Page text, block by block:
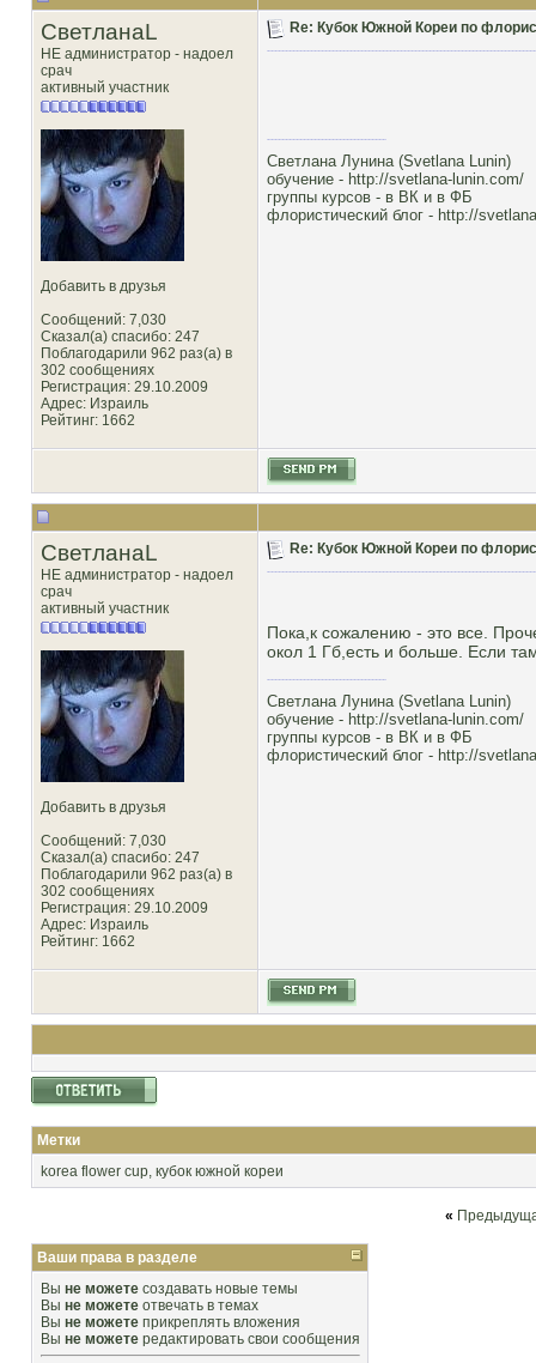
СветланаL
НЕ администратор - надоел
срач
активный участник
Добавить в друзья
Сообщений: 7,030
Сказал(а) спасибо: 247
Поблагодарили 962 раз(а) в
302 сообщениях
Регистрация: 29.10.2009
Адрес: Израиль
Рейтинг: 1662
Re: Кубок Южной Кореи по
Светлана Лунина (Svetlana Lunin)
обучение - http://svetlana-lunin.com/
группы курсов - в ВК и в ФБ
флористический блог - http://
СветланаL
НЕ администратор - надоел
срач
активный участник
Добавить в друзья
Сообщений: 7,030
Сказал(а) спасибо: 247
Поблагодарили 962 раз(а) в
302 сообщениях
Регистрация: 29.10.2009
Адрес: Израиль
Рейтинг: 1662
Re: Кубок Южной Кореи по
Пока,к сожалению - это все.
окол 1 Гб,есть и больше. Если
Светлана Лунина (Svetlana Lunin)
обучение - http://svetlana-lunin.com/
группы курсов - в ВК и в ФБ
флористический блог - http://
Метки
korea flower cup, кубок южной кореи
«
Ваши права в разделе
Вы не можете создавать новые темы
Вы не можете отвечать в темах
Вы не можете прикреплять вложения
Вы не можете редактировать свои сообщения